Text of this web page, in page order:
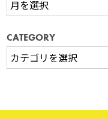
CATEGORY